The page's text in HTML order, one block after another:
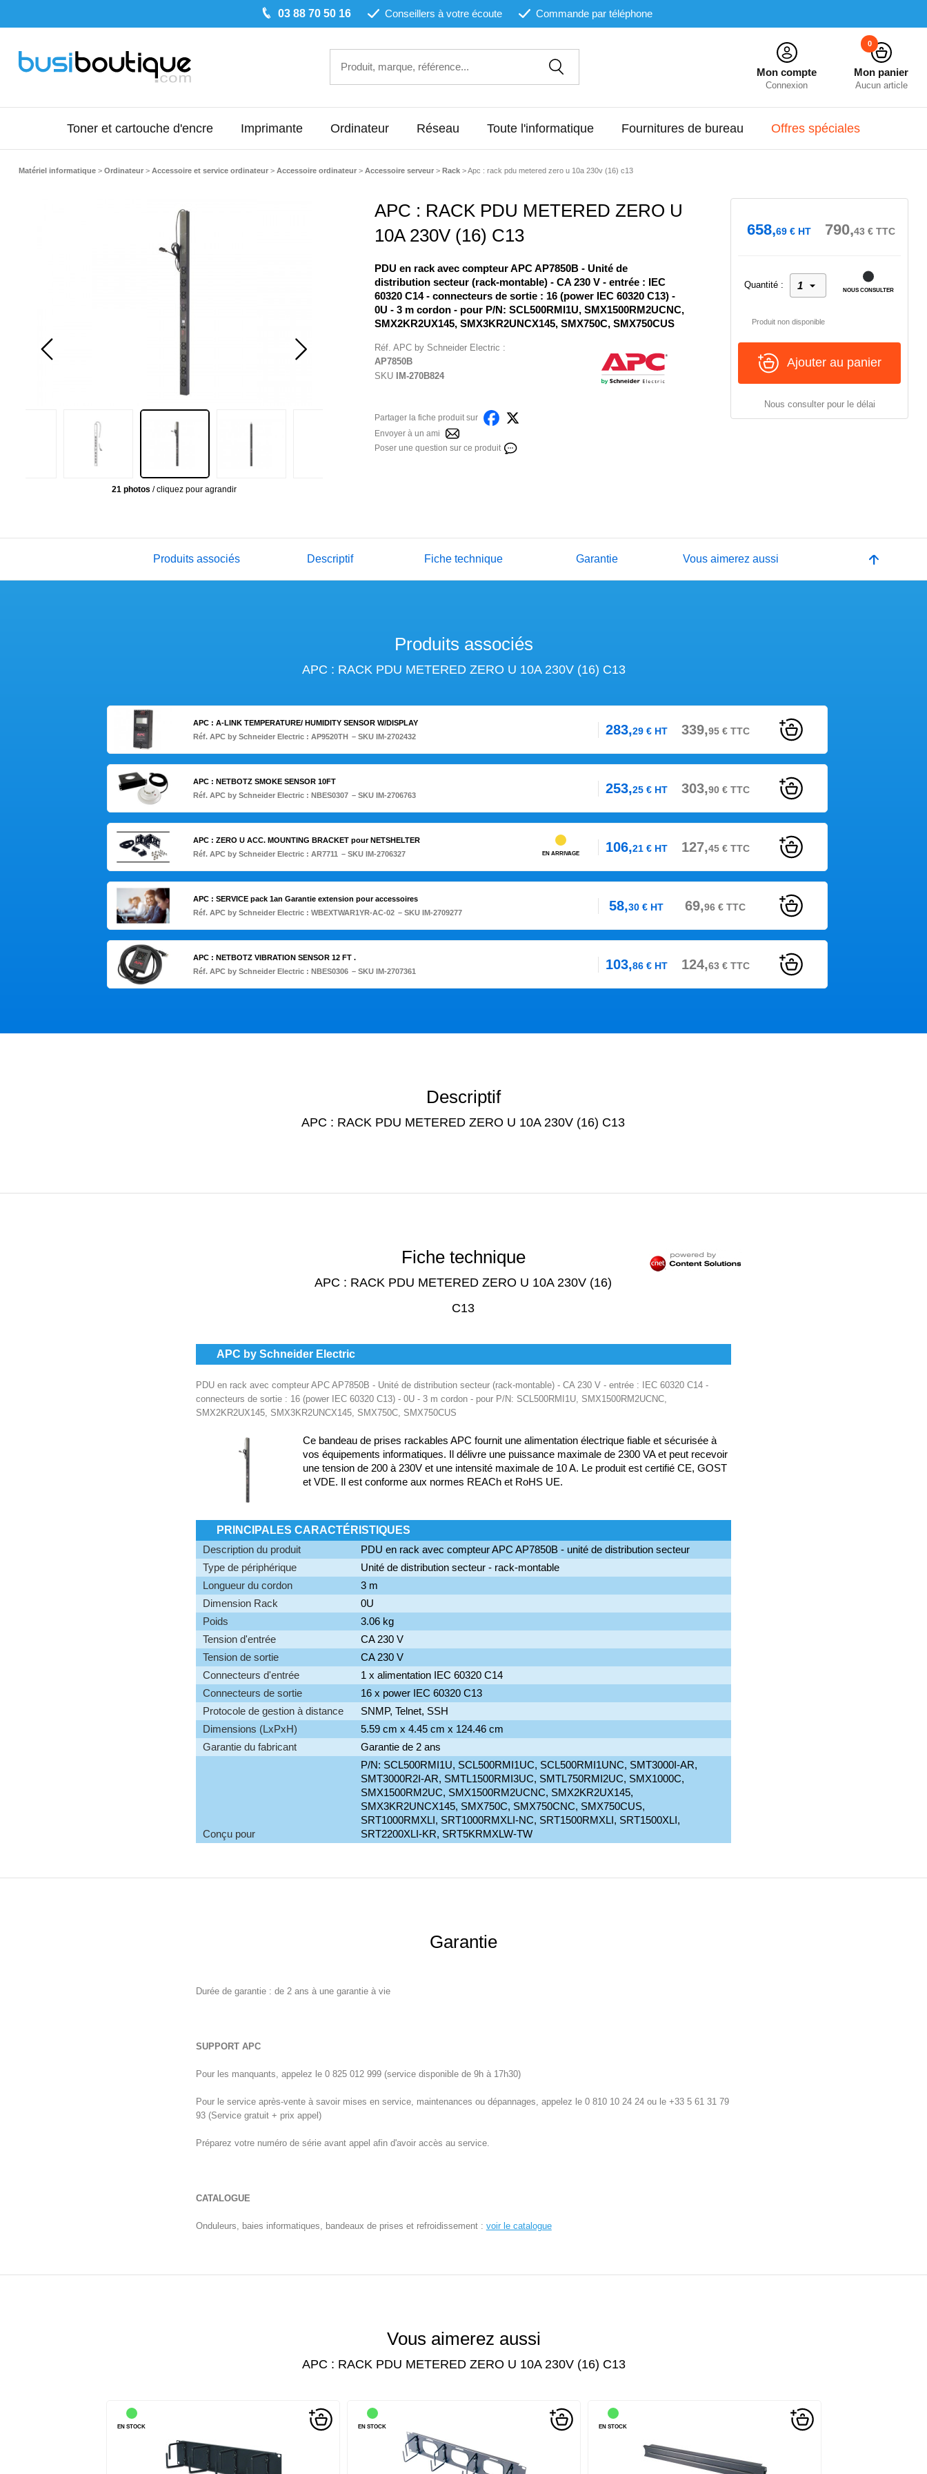
03 88 70 50 16 Conseillers à votre écoute Commande par téléphone
Mon compte
Connexion
Mon panier
Aucun article
0
Toner et cartouche d'encre Imprimante Ordinateur Réseau Toute l'informatique Fournitures de bureau Offres spéciales
Matériel informatique > Ordinateur > Accessoire et service ordinateur > Accessoire ordinateur > Accessoire serveur > Rack>Apc : rack pdu metered zero u 10a 230v (16) c13
21 photos / cliquez pour agrandir
APC : RACK PDU METERED ZERO U
10A 230V (16) C13
PDU en rack avec compteur APC AP7850B - Unité de
distribution secteur (rack-montable) - CA 230 V - entrée : IEC
60320 C14 - connecteurs de sortie : 16 (power IEC 60320 C13) -
0U - 3 m cordon - pour P/N: SCL500RMI1U, SMX1500RM2UCNC,
SMX2KR2UX145, SMX3KR2UNCX145, SMX750C, SMX750CUS
Réf. APC by Schneider Electric :
AP7850B
SKU
IM-270B824
Partager la fiche produit sur
Envoyer à un ami
Poser une question sur ce produit
658,69€HT 790,43 € TTC
Quantité :
NOUS CONSULTER
Produit non disponible
Ajouter au panier
Nous consulter pour le délai
Produits associés Descriptif Fiche technique Garantie Vous aimerez aussi
Produits associés
APC : RACK PDU METERED ZERO U 10A 230V (16) C13
APC : A-LINK TEMPERATURE/ HUMIDITY SENSOR W/DISPLAY
Réf. APC by Schneider Electric : AP9520TH – SKU IM-2702432 283,29€HT 339,95€TTC
APC : NETBOTZ SMOKE SENSOR 10FT
Réf. APC by Schneider Electric : NBES0307 – SKU IM-2706763 253,25€HT 303,90€TTC
APC : ZERO U ACC. MOUNTING BRACKET pour NETSHELTER
Réf. APC by Schneider Electric : AR7711 – SKU IM-2706327 EN ARRIVAGE 106,21€HT 127,45€TTC
APC : SERVICE pack 1an Garantie extension pour accessoires
Réf. APC by Schneider Electric : WBEXTWAR1YR-AC-02 – SKU IM-2709277 58,30 € HT 69,96 € TTC
APC : NETBOTZ VIBRATION SENSOR 12 FT .
Réf. APC by Schneider Electric : NBES0306 – SKU IM-2707361 103,86€HT 124,63€TTC
Descriptif
APC : RACK PDU METERED ZERO U 10A 230V (16) C13
Fiche technique
APC : RACK PDU METERED ZERO U 10A 230V (16)
C13
APC by Schneider Electric
PDU en rack avec compteur APC AP7850B - Unité de distribution secteur (rack-montable) - CA 230 V - entrée : IEC 60320 C14 -
connecteurs de sortie : 16 (power IEC 60320 C13) - 0U - 3 m cordon - pour P/N: SCL500RMI1U, SMX1500RM2UCNC,
SMX2KR2UX145, SMX3KR2UNCX145, SMX750C, SMX750CUS
Ce bandeau de prises rackables APC fournit une alimentation électrique fiable et sécurisée à
vos équipements informatiques. Il délivre une puissance maximale de 2300 VA et peut recevoir
une tension de 200 à 230V et une intensité maximale de 10 A. Le produit est certifié CE, GOST
et VDE. Il est conforme aux normes REACh et RoHS UE.
PRINCIPALES CARACTÉRISTIQUES
Description du produit
PDU en rack avec compteur APC AP7850B - unité de distribution secteur
Type de périphérique
Unité de distribution secteur - rack-montable
Longueur du cordon
3 m
Dimension Rack
0U
Poids
3.06 kg
Tension d'entrée
CA 230 V
Tension de sortie
CA 230 V
Connecteurs d'entrée
1 x alimentation IEC 60320 C14
Connecteurs de sortie
16 x power IEC 60320 C13
Protocole de gestion à distance
SNMP, Telnet, SSH
Dimensions (LxPxH)
5.59 cm x 4.45 cm x 124.46 cm
Garantie du fabricant
Garantie de 2 ans
Conçu pour
P/N: SCL500RMI1U, SCL500RMI1UC, SCL500RMI1UNC, SMT3000I-AR,
SMT3000R2I-AR, SMTL1500RMI3UC, SMTL750RMI2UC, SMX1000C,
SMX1500RM2UC, SMX1500RM2UCNC, SMX2KR2UX145,
SMX3KR2UNCX145, SMX750C, SMX750CNC, SMX750CUS,
SRT1000RMXLI, SRT1000RMXLI-NC, SRT1500RMXLI, SRT1500XLI,
SRT2200XLI-KR, SRT5KRMXLW-TW
Garantie
Durée de garantie : de 2 ans à une garantie à vie
SUPPORT APC
Pour les manquants, appelez le 0 825 012 999 (service disponible de 9h à 17h30)
Pour le service après-vente à savoir mises en service, maintenances ou dépannages, appelez le 0 810 10 24 24 ou le +33 5 61 31 79
93 (Service gratuit + prix appel)
Préparez votre numéro de série avant appel afin d'avoir accès au service.
CATALOGUE
Onduleurs, baies informatiques, bandeaux de prises et refroidissement : voir le catalogue
Vous aimerez aussi
APC : RACK PDU METERED ZERO U 10A 230V (16) C13
EN STOCK EN STOCK EN STOCK